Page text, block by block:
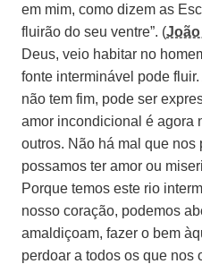
em mim, como dizem as
fluirão do seu ventre”. (João
Deus, veio habitar no
fonte interminável pode
não tem fim, pode ser
amor incondicional é agora
outros. Não há mal que nos
possamos ter amor ou
Porque temos este rio
nosso coração, podemos
amaldiçoam, fazer o bem
perdoar a todos os que nos